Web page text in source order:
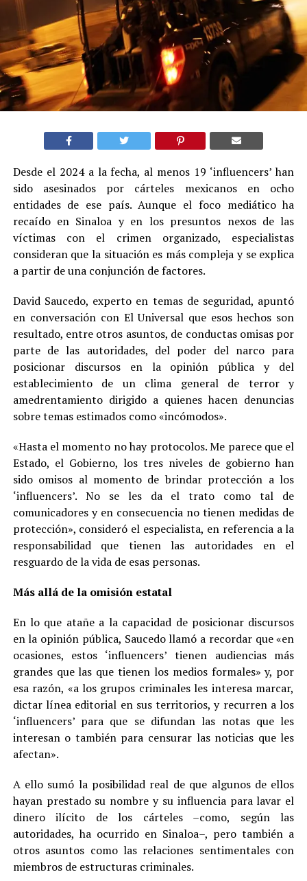
Desde el 2024 a la fecha, al menos 19 ‘influencers’ han
sido asesinados por cárteles mexicanos en ocho
entidades de ese país. Aunque el foco mediático ha
recaído en Sinaloa y en los presuntos nexos de las
víctimas con el crimen organizado, especialistas
consideran que la situación es más compleja y se explica
a partir de una conjunción de factores.
David Saucedo, experto en temas de seguridad, apuntó
en conversación con El Universal que esos hechos son
resultado, entre otros asuntos, de conductas omisas por
parte de las autoridades, del poder del narco para
posicionar discursos en la opinión pública y del
establecimiento de un clima general de terror y
amedrentamiento dirigido a quienes hacen denuncias
sobre temas estimados como «incómodos».
«Hasta el momento no hay protocolos. Me parece que el
Estado, el Gobierno, los tres niveles de gobierno han
sido omisos al momento de brindar protección a los
‘influencers’. No se les da el trato como tal de
comunicadores y en consecuencia no tienen medidas de
protección», consideró el especialista, en referencia a la
responsabilidad que tienen las autoridades en el
resguardo de la vida de esas personas.
Más allá de la omisión estatal
En lo que atañe a la capacidad de posicionar discursos
en la opinión pública, Saucedo llamó a recordar que «en
ocasiones, estos ‘influencers’ tienen audiencias más
grandes que las que tienen los medios formales» y, por
esa razón, «a los grupos criminales les interesa marcar,
dictar línea editorial en sus territorios, y recurren a los
‘influencers’ para que se difundan las notas que les
interesan o también para censurar las noticias que les
afectan».
A ello sumó la posibilidad real de que algunos de ellos
hayan prestado su nombre y su influencia para lavar el
dinero ilícito de los cárteles –como, según las
autoridades, ha ocurrido en Sinaloa–, pero también a
otros asuntos como las relaciones sentimentales con
miembros de estructuras criminales.